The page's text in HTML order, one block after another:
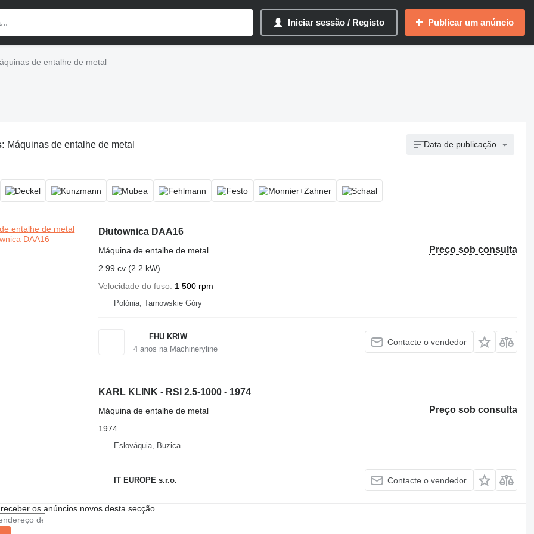
Iniciar sessão / Registo Publicar um anúncio
de entalhe de metal
Máquinas de entalhe de metal Data de publicação
Dłutownica DAA16
Preço sob consulta
Máquina de entalhe de metal
2.99 cv (2.2 kW)
Velocidade do fuso
1 500 rpm
Polónia, Tarnowskie Góry
FHU KRIW
4anos na Machineryline
Contacte o vendedor
KARL KLINK - RSI 2.5-1000 - 1974
Preço sob consulta
Máquina de entalhe de metal
1974
Eslováquia, Buzica
IT EUROPE s.r.o. Contacte o vendedor
os anúncios novos desta secção